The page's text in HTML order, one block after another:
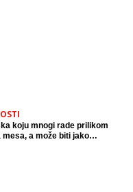
koju mnogi rade prilikom
mesa, a može biti jako